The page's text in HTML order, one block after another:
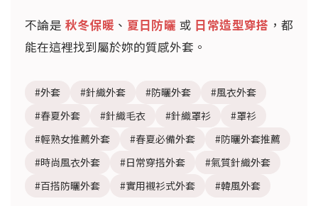
不論是 秋冬保暖 、 夏日防曬 或 日常造型穿搭 ，都
能在這裡找到屬於妳的質感外套。
#外套 #針織外套 #防曬外套
#風衣外套
#春夏外套
#針織毛衣 #針織罩衫
#罩衫
#輕熟女推薦外套
#春夏必備外套
#防曬外套推薦
#時尚風衣外套
#日常穿搭外套
#氣質針織外套
#百搭防曬外套
#實用襯衫式外套 #韓風外套